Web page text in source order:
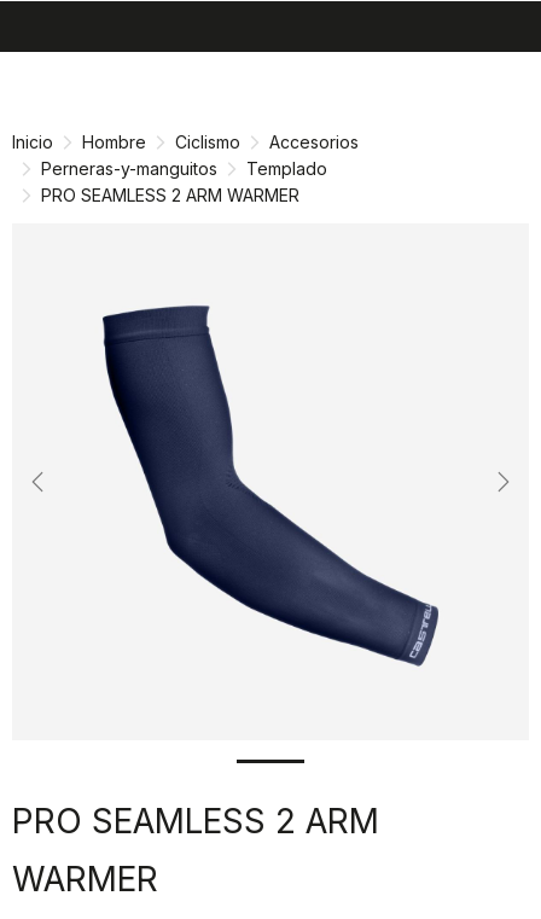
navegación
Inicio Hombre Ciclismo
Accesorios
Perneras-y-manguitos
Templado
PRO SEAMLESS 2 ARM WARMER
Previous
PRO SEAMLESS 2 ARM
WARMER